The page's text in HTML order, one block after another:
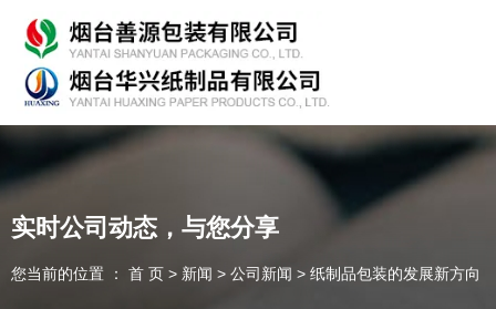
专业从事产品包装的研发、生产、销售，欢迎咨询！
随时为客户提供各种纸箱、纸板
实时公司动态，与您分享
您当前的位置 ： 首 页 > 新闻 > 公司新闻 > 纸制品包装的发展新方向